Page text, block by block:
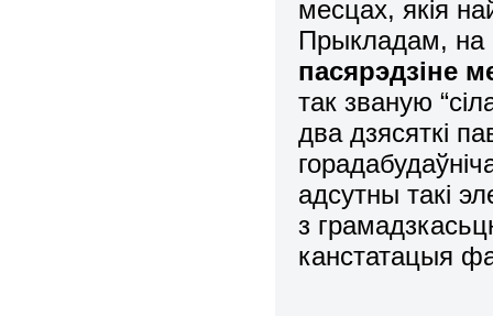
месцах, якія
Прыкладам, на
пасярэдзіне
так званую
два дзясяткі
адсутны такі
з
канстатацыя